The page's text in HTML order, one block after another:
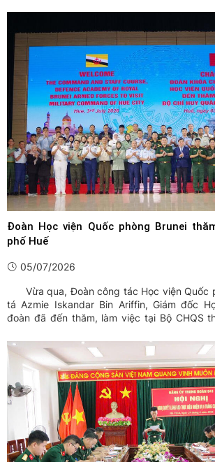
sở giới và phòng, chống tảo hôn năm 2026,
Đoàn Học viện Quốc phòng Brunei
phố Huế
05/07/2026
Vừa qua, Đoàn công tác Học viện Quốc
tá Azmie Iskandar Bin Ariffin, Giám đốc
đoàn đã đến thăm, làm việc tại Bộ CHQS